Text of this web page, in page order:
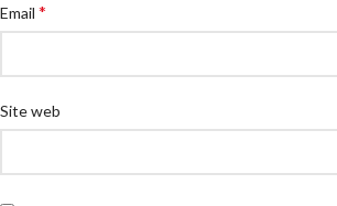
Email *
Site web